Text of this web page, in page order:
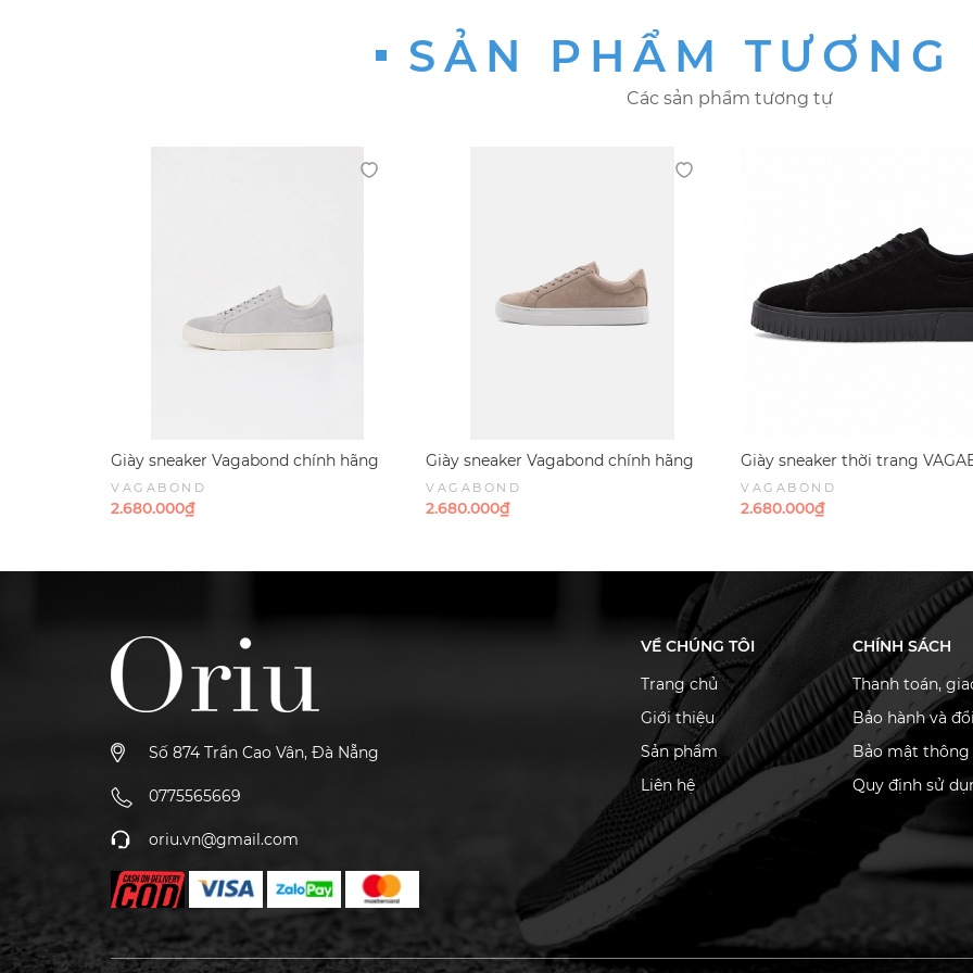
SẢN PHẨM TƯƠNG
Các sản phẩm tương tự
Giày sneaker Vagabond chính hãng
Paul 2.0 Suede Grey - Xám da lộn
VAGABOND
2.680.000₫
Giày sneaker Vagabond chính hãng
Paul 2.0 Suede Taupe - Nâu nhạt Da
lộn
VAGABOND
2.680.000₫
Giày sneaker thời trang
Derek low-top sneakers All
Suede - Đen da lộn
VAGABOND
2.680.000₫
Số 874 Trần Cao Vân, Đà Nẵng
0775565669
oriu.vn@gmail.com
VỀ CHÚNG TÔI
Trang chủ
Giới thiệu
Sản phẩm
Liên hệ
CHÍNH SÁCH
Thanh toán,
Bảo hành và
Bảo mật
Quy định sử